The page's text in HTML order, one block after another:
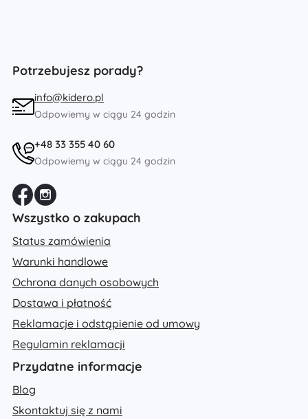
Potrzebujesz porady?
info@kidero.pl
Odpowiemy w ciągu 24 godzin
+48 33 355 40 60
Odpowiemy w ciągu 24 godzin
Wszystko o zakupach
Status zamówienia
Warunki handlowe
Ochrona danych osobowych
Dostawa i płatność
Reklamacje i odstąpienie od umowy
Regulamin reklamacji
Przydatne informacje
Blog
Skontaktuj się z nami